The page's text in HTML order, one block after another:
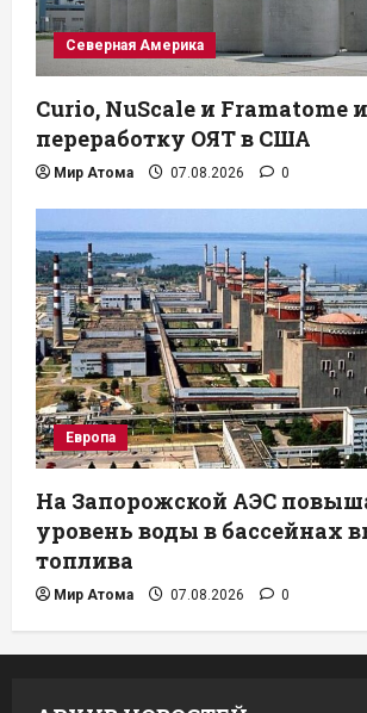
Северная Америка
Curio, NuScale и Framatome
переработку ОЯТ в США
Мир Атома 07.08.2026 0
Европа
На Запорожской АЭС
уровень воды в бассейнах
топлива
Мир Атома 07.08.2026 0